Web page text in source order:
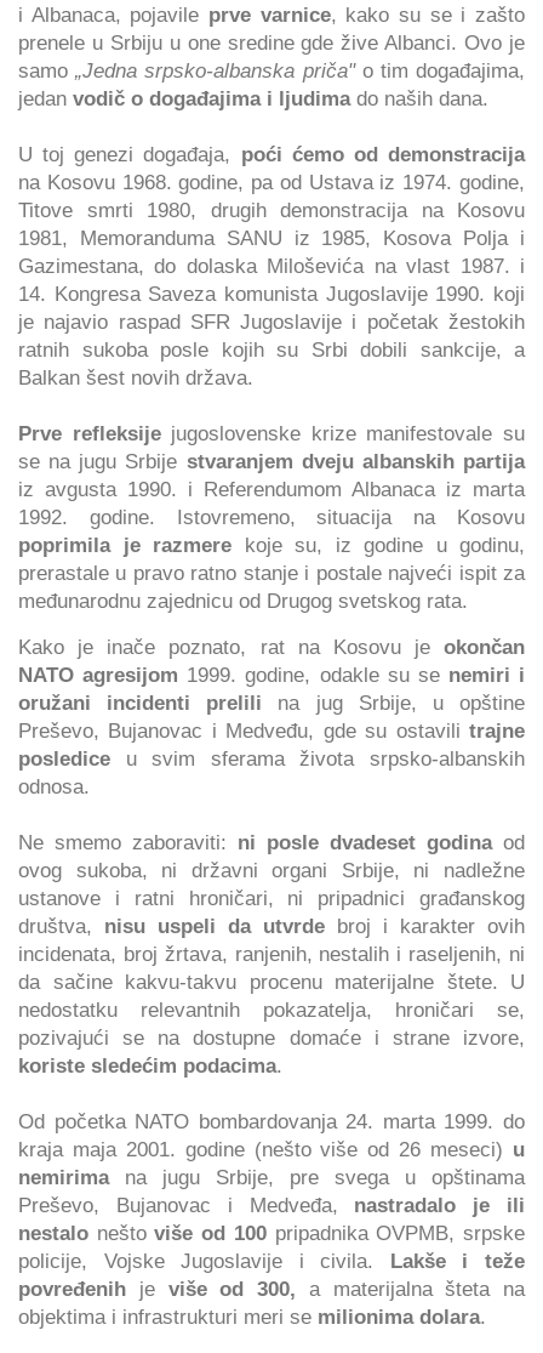
i Albanaca, pojavile prve varnice, kako su se i zašto
prenele u Srbiju u one sredine gde žive Albanci. Ovo je
samo „Jedna srpsko-albanska priča"o tim događajima,
jedan vodič o događajima i ljudimado naših dana.
U toj genezi događaja, poći ćemo od demonstracija
na Kosovu 1968. godine, pa od Ustava iz 1974. godine,
Titove smrti 1980, drugih demonstracija na Kosovu
1981, Memoranduma SANU iz 1985, Kosova Polja i
Gazimestana, do dolaska Miloševića na vlast 1987. i
14. Kongresa Saveza komunista Jugoslavije 1990. koji
je najavio raspad SFR Jugoslavije i početak žestokih
ratnih sukoba posle kojih su Srbi dobili sankcije, a
Balkan šest novih država.
Prve refleksijejugoslovenske krize manifestovale su
se na jugu Srbije stvaranjem dveju albanskih partija
iz avgusta 1990. i Referendumom Albanaca iz marta
1992. godine. Istovremeno, situacija na Kosovu
poprimila je razmere koje su, iz godine u godinu,
prerastale u pravo ratno stanje i postale najveći ispit za
međunarodnu zajednicu od Drugog svetskog rata.
Kako je inače poznato, rat na Kosovu je okončan
NATO agresijom 1999. godine, odakle su se nemiri i
oružani incidenti prelili na jug Srbije, u opštine
Preševo, Bujanovac i Medveđu, gde su ostavili trajne
posledice u svim sferama života srpsko-albanskih
odnosa.
Ne smemo zaboraviti: ni posle dvadeset godinaod
ovog sukoba, ni državni organi Srbije, ni nadležne
ustanove i ratni hroničari, ni pripadnici građanskog
društva, nisu uspeli da utvrde broj i karakter ovih
incidenata, broj žrtava, ranjenih, nestalih i raseljenih, ni
da sačine kakvu-takvu procenu materijalne štete. U
nedostatku relevantnih pokazatelja, hroničari se,
pozivajući se na dostupne domaće i strane izvore,
koriste sledećim podacima.
Od početka NATO bombardovanja 24. marta 1999. do
kraja maja 2001. godine (nešto više od 26 meseci) u
nemirimana jugu Srbije, pre svega u opštinama
Preševo, Bujanovac i Medveđa, nastradalo je ili
nestalo neštoviše od 100pripadnika OVPMB, srpske
policije, Vojske Jugoslavije i civila. Lakše i teže
povređenih je više od 300, a materijalna šteta na
objektima i infrastrukturi meri se milionima dolara.